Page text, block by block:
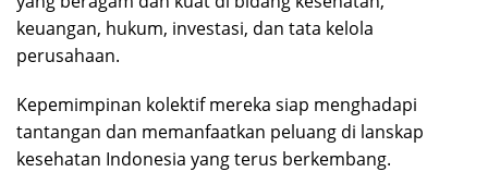
keuangan, hukum, investasi, dan tata kelola
perusahaan.
Kepemimpinan kolektif mereka siap menghadapi
tantangan dan memanfaatkan peluang di lanskap
kesehatan Indonesia yang terus berkembang.